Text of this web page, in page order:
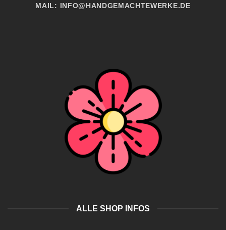
MAIL:
INFO@HANDGEMACHTEWERKE.DE
ALLE SHOP INFOS